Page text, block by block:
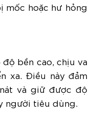
mốc hoặc hư hỏng
bền cao, chịu va
xa. Điều này đảm
và giữ được độ
người tiêu dùng.